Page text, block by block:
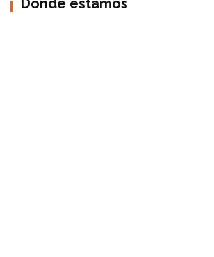
Donde estamos